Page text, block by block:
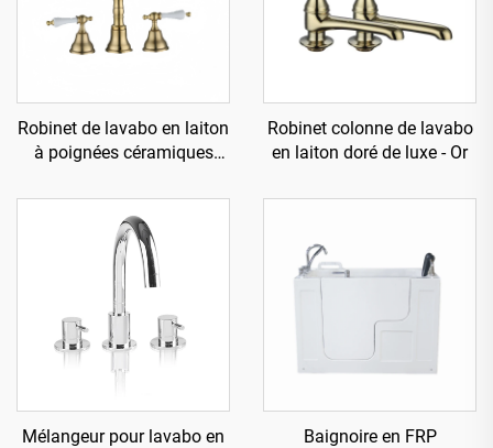
Robinet de lavabo en laiton
à poignées céramiques
Robinet colonne de lavabo
en laiton doré de luxe - Or
Mélangeur pour lavabo en
Baignoire en FRP